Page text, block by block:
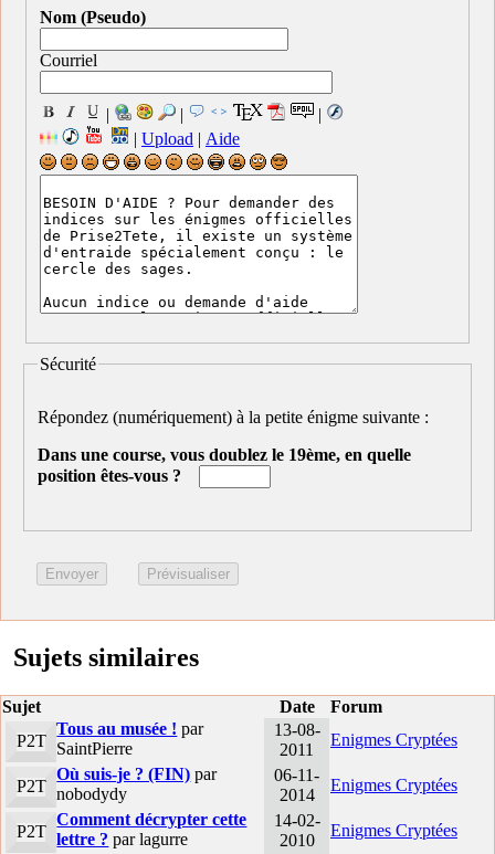
Nom (Pseudo)
Courriel
| |
|
| Upload | Aide
Sécurité
Répondez (numériquement) à la petite énigme suivante :
Dans une course, vous doublez le 19ème, en quelle
position êtes-vous ?
Sujets similaires
Sujet Date
Forum
P2T
Tous au musée ! par
SaintPierre
13-08-
2011
Enigmes Cryptées
P2T
Où suis-je ? (FIN) par
nobodydy
06-11-
2014
Enigmes Cryptées
P2T
Comment décrypter cette
lettre ? par lagurre
14-02-
2010
Enigmes Cryptées